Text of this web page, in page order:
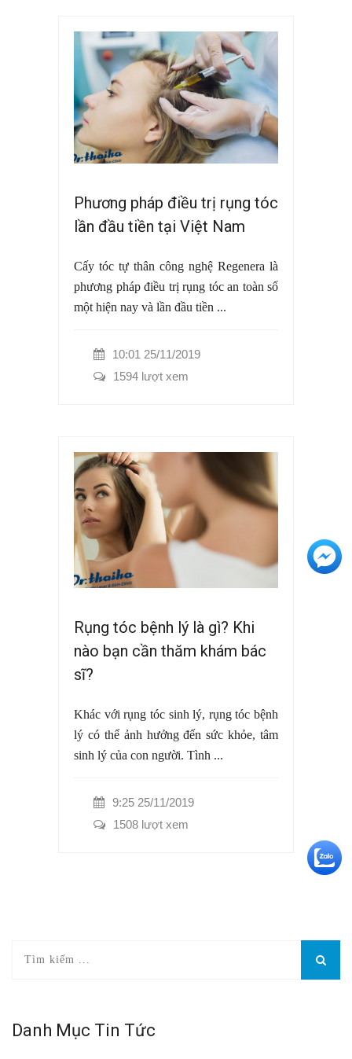
Phương pháp điều trị rụng tóc
lần đầu tiền tại Việt Nam
Cấy tóc tự thân công nghệ Regenera là
phương pháp điều trị rụng tóc an toàn số
một hiện nay và lần đầu tiền ...
10:01 25/11/2019
1594 lượt xem
Rụng tóc bệnh lý là gì? Khi
nào bạn cần thăm khám bác
sĩ?
Khác với rụng tóc sinh lý, rụng tóc bệnh
lý có thể ảnh hưởng đến sức khỏe, tâm
sinh lý của con người. Tình ...
9:25 25/11/2019
1508 lượt xem
Danh Mục Tin Tức
+3
+5